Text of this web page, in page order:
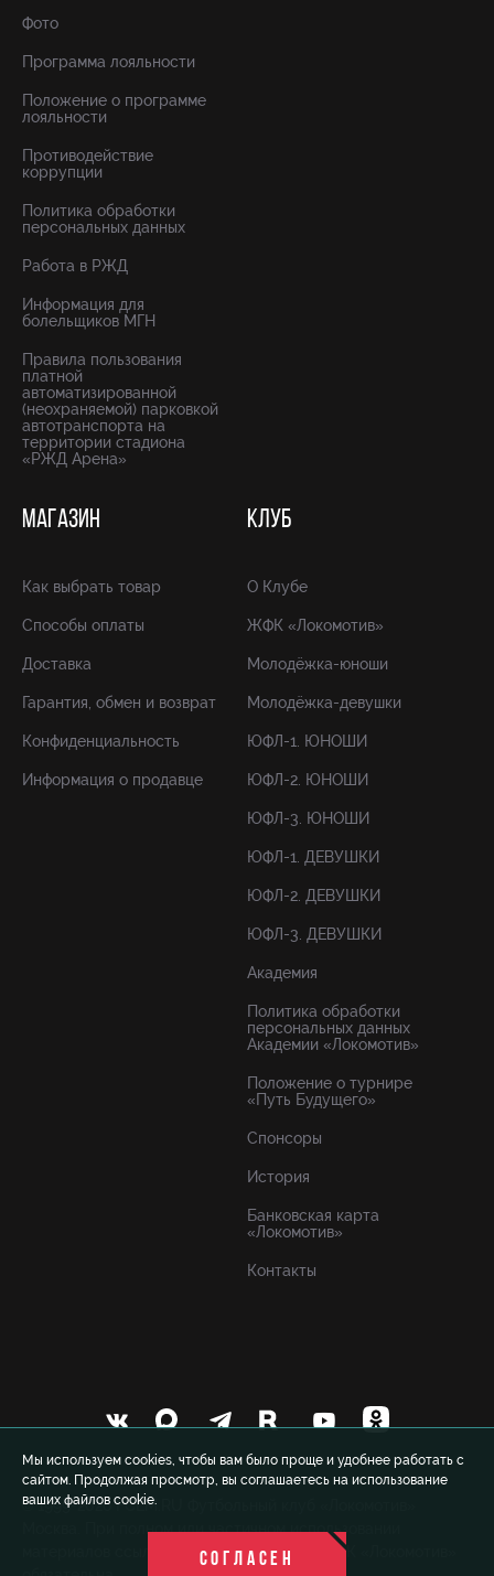
Мы используем cookies, чтобы вам было проще и удобнее работать с
сайтом. Продолжая просмотр, вы соглашаетесь на использование
ваших файлов cookie.
СОГЛАСЕН
Фото
Программа лояльности
Положение о программе
лояльности
Противодействие
коррупции
Политика обработки
персональных данных
Работа в РЖД
Информация для
болельщиков МГН
Правила пользования
платной
автоматизированной
(неохраняемой) парковкой
автотранспорта на
территории стадиона
«РЖД Арена»
МАГАЗИН
Как выбрать товар
Способы оплаты
Доставка
Гарантия, обмен и возврат
Конфиденциальность
Информация о продавце
КЛУБ
О Клубе
ЖФК «Локомотив»
Молодёжка-юноши
Молодёжка-девушки
ЮФЛ-1. ЮНОШИ
ЮФЛ-2. ЮНОШИ
ЮФЛ-3. ЮНОШИ
ЮФЛ-1. ДЕВУШКИ
ЮФЛ-2. ДЕВУШКИ
ЮФЛ-3. ДЕВУШКИ
Академия
Политика обработки
персональных данных
Академии «Локомотив»
Положение о турнире
«Путь Будущего»
Спонсоры
История
Банковская карта
«Локомотив»
Контакты
© 1999-2026 FCLM.RU Футбольный клуб «Локомотив»
Москва. При полном или частичном использовании
материалов ссылка на официальный сайт ФК «Локомотив»